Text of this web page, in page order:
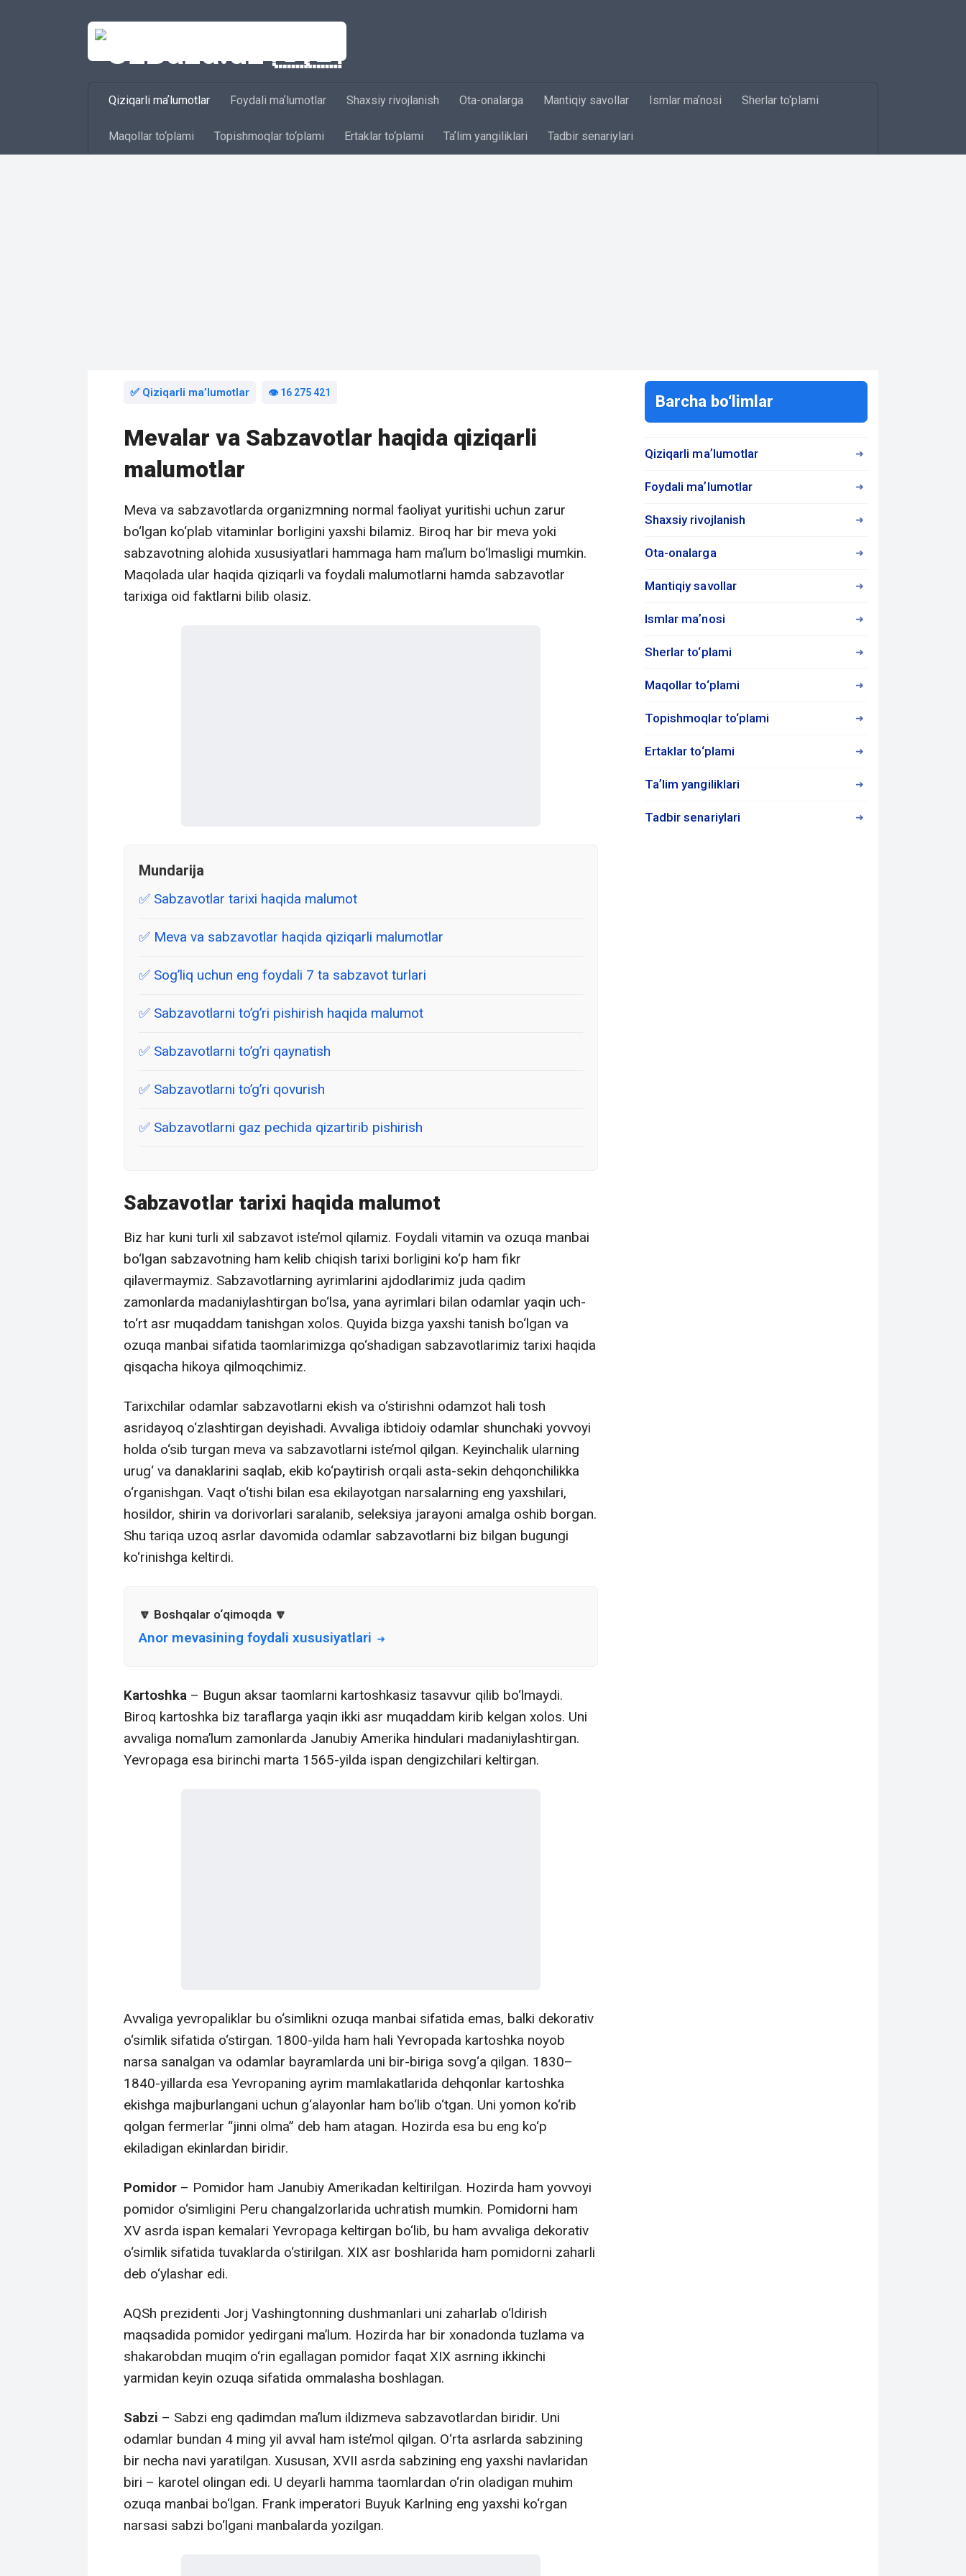
Skip to content
Qiziqarli maʼlumotlar Foydali maʼlumotlar Shaxsiy rivojlanish Ota-onalarga Mantiqiy savollar Ismlar maʼnosi Sherlar to‘plami
Maqollar to‘plami Topishmoqlar to‘plami Ertaklar to‘plami Taʼlim yangiliklari Tadbir senariylari
✅ Qiziqarli maʼlumotlar 👁️ 16 275 421
Mevalar va Sabzavotlar haqida qiziqarli
malumotlar
Meva va sabzavotlarda organizmning normal faoliyat yuritishi uchun zarur
bo‘lgan ko‘plab vitaminlar borligini yaxshi bilamiz. Biroq har bir meva yoki
sabzavotning alohida xususiyatlari hammaga ham ma’lum bo‘lmasligi mumkin.
Maqolada ular haqida qiziqarli va foydali malumotlarni hamda sabzavotlar
tarixiga oid faktlarni bilib olasiz.
Mundarija
Sabzavotlar tarixi haqida malumot
Meva va sabzavotlar haqida qiziqarli malumotlar
Sog’liq uchun eng foydali 7 ta sabzavot turlari
Sabzavotlarni to’g’ri pishirish haqida malumot
Sabzavotlarni to’g’ri qaynatish
Sabzavotlarni to’g’ri qovurish
Sabzavotlarni gaz pechida qizartirib pishirish
Sabzavotlar tarixi haqida malumot
Biz har kuni turli xil sabzavot iste’mol qilamiz. Foydali vitamin va ozuqa manbai
bo‘lgan sabzavotning ham kelib chiqish tarixi borligini ko‘p ham fikr
qilavermaymiz. Sabzavotlarning ayrimlarini ajdodlarimiz juda qadim
zamonlarda madaniylashtirgan bo‘lsa, yana ayrimlari bilan odamlar yaqin uch-
to‘rt asr muqaddam tanishgan xolos. Quyida bizga yaxshi tanish bo‘lgan va
ozuqa manbai sifatida taomlarimizga qo‘shadigan sabzavotlarimiz tarixi haqida
qisqacha hikoya qilmoqchimiz.
Tarixchilar odamlar sabzavotlarni ekish va o‘stirishni odamzot hali tosh
asridayoq o‘zlashtirgan deyishadi. Avvaliga ibtidoiy odamlar shunchaki yovvoyi
holda o‘sib turgan meva va sabzavotlarni iste’mol qilgan. Keyinchalik ularning
urug‘ va danaklarini saqlab, ekib ko‘paytirish orqali asta-sekin dehqonchilikka
o‘rganishgan. Vaqt o‘tishi bilan esa ekilayotgan narsalarning eng yaxshilari,
hosildor, shirin va dorivorlari saralanib, seleksiya jarayoni amalga oshib borgan.
Shu tariqa uzoq asrlar davomida odamlar sabzavotlarni biz bilgan bugungi
ko‘rinishga keltirdi.
Anor mevasining foydali xususiyatlari
Kartoshka – Bugun aksar taomlarni kartoshkasiz tasavvur qilib bo‘lmaydi.
Biroq kartoshka biz taraflarga yaqin ikki asr muqaddam kirib kelgan xolos. Uni
avvaliga noma’lum zamonlarda Janubiy Amerika hindulari madaniylashtirgan.
Yevropaga esa birinchi marta 1565-yilda ispan dengizchilari keltirgan.
Avvaliga yevropaliklar bu o‘simlikni ozuqa manbai sifatida emas, balki dekorativ
o‘simlik sifatida o‘stirgan. 1800-yilda ham hali Yevropada kartoshka noyob
narsa sanalgan va odamlar bayramlarda uni bir-biriga sovg‘a qilgan. 1830–
1840-yillarda esa Yevropaning ayrim mamlakatlarida dehqonlar kartoshka
ekishga majburlangani uchun g‘alayonlar ham bo‘lib o‘tgan. Uni yomon ko‘rib
qolgan fermerlar “jinni olma” deb ham atagan. Hozirda esa bu eng ko‘p
ekiladigan ekinlardan biridir.
Pomidor – Pomidor ham Janubiy Amerikadan keltirilgan. Hozirda ham yovvoyi
pomidor o‘simligini Peru changalzorlarida uchratish mumkin. Pomidorni ham
XV asrda ispan kemalari Yevropaga keltirgan bo‘lib, bu ham avvaliga dekorativ
o‘simlik sifatida tuvaklarda o‘stirilgan. XIX asr boshlarida ham pomidorni zaharli
deb o‘ylashar edi.
AQSh prezidenti Jorj Vashingtonning dushmanlari uni zaharlab o‘ldirish
maqsadida pomidor yedirgani ma’lum. Hozirda har bir xonadonda tuzlama va
shakarobdan muqim o‘rin egallagan pomidor faqat XIX asrning ikkinchi
yarmidan keyin ozuqa sifatida ommalasha boshlagan.
Sabzi – Sabzi eng qadimdan ma’lum ildizmeva sabzavotlardan biridir. Uni
odamlar bundan 4 ming yil avval ham iste’mol qilgan. O‘rta asrlarda sabzining
bir necha navi yaratilgan. Xususan, XVII asrda sabzining eng yaxshi navlaridan
biri – karotel olingan edi. U deyarli hamma taomlardan o‘rin oladigan muhim
ozuqa manbai bo‘lgan. Frank imperatori Buyuk Karlning eng yaxshi ko‘rgan
narsasi sabzi bo‘lgani manbalarda yozilgan.
Barcha bo‘limlar
Qiziqarli maʼlumotlar
Foydali maʼlumotlar
Shaxsiy rivojlanish
Ota-onalarga
Mantiqiy savollar
Ismlar maʼnosi
Sherlar to‘plami
Maqollar to‘plami
Topishmoqlar to‘plami
Ertaklar to‘plami
Taʼlim yangiliklari
Tadbir senariylari